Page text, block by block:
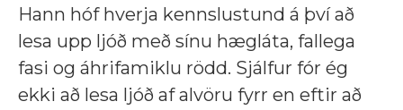
Hann hóf hverja kennslustund á því að
lesa upp ljóð með sínu hægláta, fallega
fasi og áhrifamiklu rödd. Sjálfur fór ég
ekki að lesa ljóð af alvöru fyrr en eftir að